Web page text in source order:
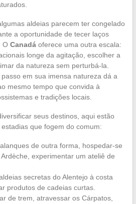
aldeias parecem ter congelado
a oportunidade de tecer laços
O Canadáoferece uma outra escala:
longe da agitação, escolher a
da natureza sem perturbá-la.
em sua imensa natureza dá a
mesmo tempo que convida à
e tradições locais.
seus destinos, aqui estão
que fogem do comum:
de outra forma, hospedar-se
experimentar um ateliê de
secretas do Alentejo à costa
produtos de cadeias curtas.
de trem, atravessar os Cárpatos,